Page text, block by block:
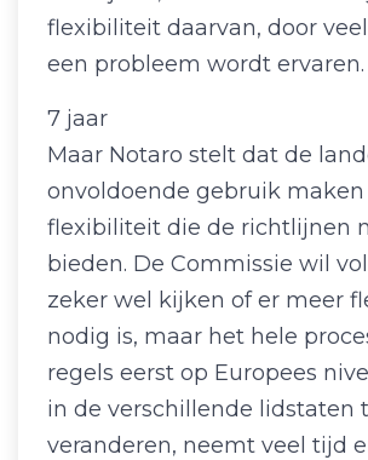
flexibiliteit daarvan, door
een probleem wordt ervaren.
7 jaar
Maar Notaro stelt dat de
onvoldoende gebruik maken
flexibiliteit die de richtlijnen
bieden. De Commissie wil
zeker wel kijken of er meer
nodig is, maar het hele
regels eerst op Europees
in de verschillende lidstaten
veranderen, neemt veel tijd